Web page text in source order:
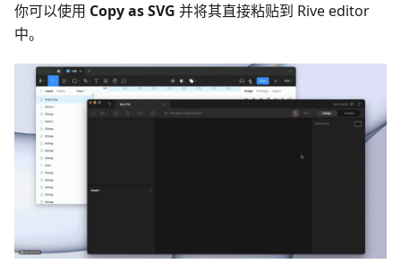
你可以使用 Copy as SVG 并将其直接粘贴到 Rive editor
中。